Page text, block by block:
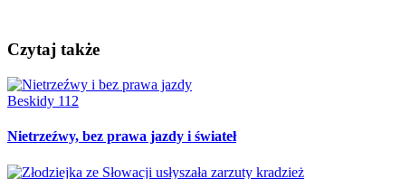
Czytaj także
Beskidy 112
Nietrzeźwy, bez prawa jazdy i świateł